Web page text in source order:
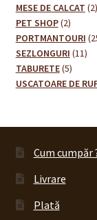
produs
MESE DE CALCAT 22
PET SHOP 22
PORTMANTOURI
SEZLONGURI 1111
TABURETE 55
USCATOARE DE
Cum cumpăr
Livrare
Plată